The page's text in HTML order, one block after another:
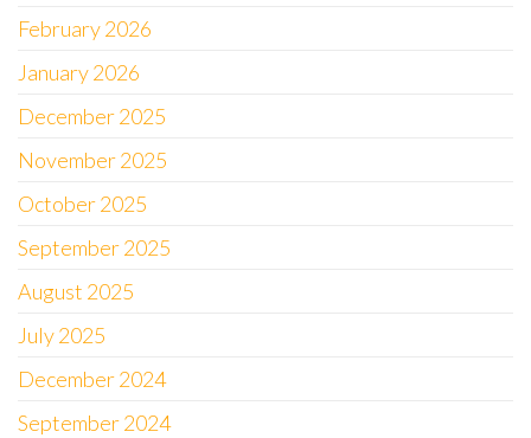
February 2026
January 2026
December 2025
November 2025
October 2025
September 2025
August 2025
July 2025
December 2024
September 2024